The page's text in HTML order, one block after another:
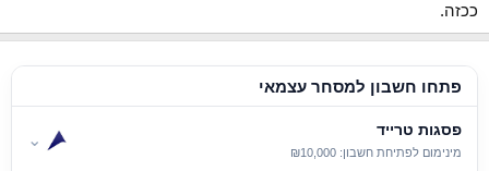
ככזה.
פתחו חשבון למסחר עצמאי
פסגות טרייד
מינימום לפתיחת חשבון: ₪10,000
⌄